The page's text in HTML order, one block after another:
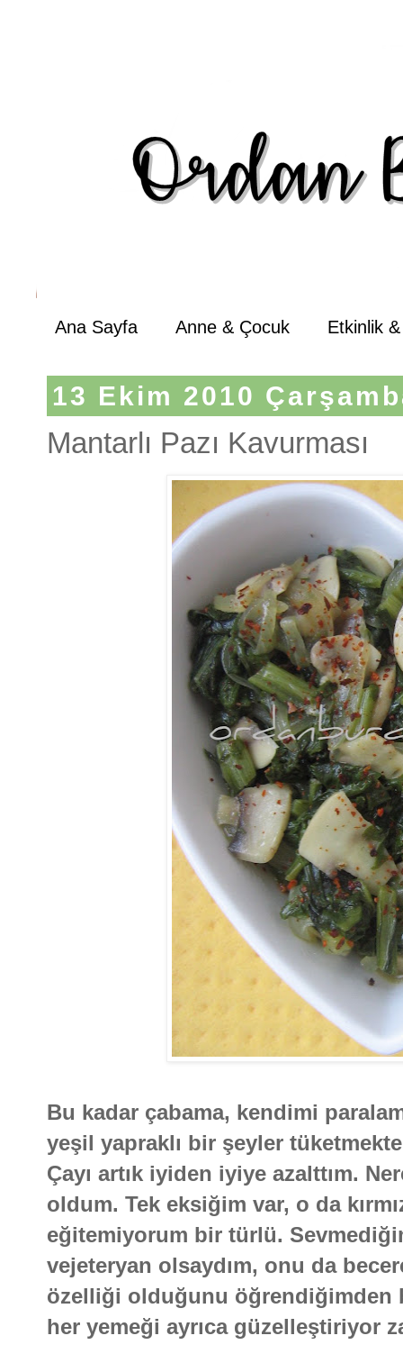
Ana Sayfa Anne & Çocuk Etkinlik
13 Ekim 2010
Mantarlı Pazı Kavurması
Bu kadar çabama, kendimi
yeşil yapraklı bir şeyler
Çayı artık iyiden iyiye azalttım.
oldum. Tek eksiğim var, o da
eğitemiyorum bir türlü.
vejeteryan olsaydım, onu da
özelliği olduğunu öğrendiğimden
her yemeği ayrıca güzelleştiriyor